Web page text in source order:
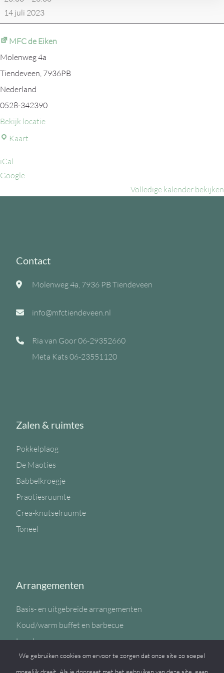
14 juli 2023
MFC de Eiken
Molenweg 4a
Tiendeveen, 7936PB
Nederland
0528-342390
Bekijk locatie
Kaart
iCal
Google
Volledige kalender bekijken
Contact
Molenweg 4a, 7936 PB Tiendeveen
info@mfctiendeveen.nl
Ria van Goor06-29352660
Meta Kats 06-23551120
Zalen & ruimtes
Pokkelplaog
De Maoties
Babbelkroegje
Praotiesruumte
Crea-knutselruumte
Toneel
Arrangementen
Basis- en uitgebreide arrangementen
Koud/warm buffet en barbecue
Lunch
Sportzaal
We gebruiken cookies om ervoor te zorgen dat onze site zo soepel